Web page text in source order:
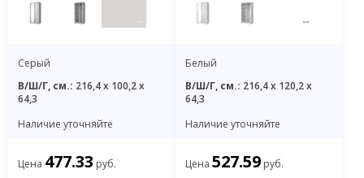
Серый
В/Ш/Г, см.: 216,4 x 100,2 x
64,3
Наличие уточняйте
Цена 477.33 руб.
Белый
В/Ш/Г, см.: 216,4 x 120,2 x
64,3
Наличие уточняйте
Цена 527.59 руб.